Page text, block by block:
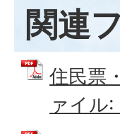
関連
住民票
ァイル